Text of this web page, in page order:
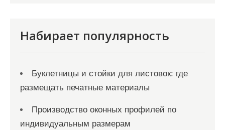
м
Набирает популярность
Буклетницы и стойки для листовок: где
размещать печатные материалы
Производство оконных профилей по
индивидуальным размерам